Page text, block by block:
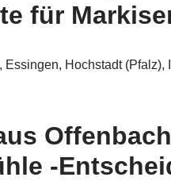
für
Hochstadt
-